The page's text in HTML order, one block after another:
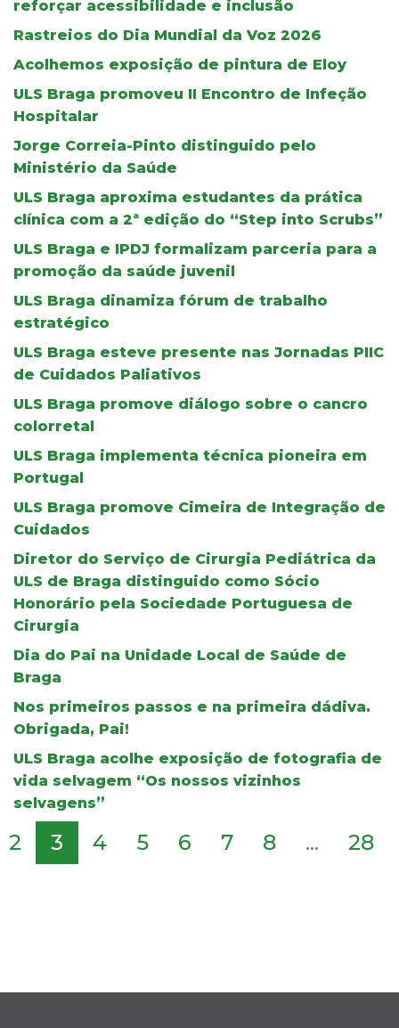
reforçar acessibilidade e inclusão
Rastreios do Dia Mundial da Voz 2026
Acolhemos exposição de pintura de Eloy
ULS Braga promoveu II Encontro de Infeção
Hospitalar
Jorge Correia-Pinto distinguido pelo
Ministério da Saúde
ULS Braga aproxima estudantes da prática
clínica com a 2ª edição do “Step into Scrubs”
ULS Braga e IPDJ formalizam parceria para a
promoção da saúde juvenil
ULS Braga dinamiza fórum de trabalho
estratégico
ULS Braga esteve presente nas Jornadas PIIC
de Cuidados Paliativos
ULS Braga promove diálogo sobre o cancro
colorretal
ULS Braga implementa técnica pioneira em
Portugal
ULS Braga promove Cimeira de Integração de
Cuidados
Diretor do Serviço de Cirurgia Pediátrica da
ULS de Braga distinguido como Sócio
Honorário pela Sociedade Portuguesa de
Cirurgia
Dia do Pai na Unidade Local de Saúde de
Braga
Nos primeiros passos e na primeira dádiva.
Obrigada, Pai!
ULS Braga acolhe exposição de fotografia de
vida selvagem “Os nossos vizinhos
selvagens”
2 3 4 5 6 7 8 ... 28